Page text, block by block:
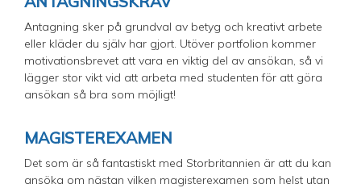
Antagning sker på grundval av betyg och kreativt arbete
eller kläder du själv har gjort. Utöver portfolion kommer
motivationsbrevet att vara en viktig del av ansökan, så vi
lägger stor vikt vid att arbeta med studenten för att göra
ansökan så bra som möjligt!
MAGISTEREXAMEN
Det som är så fantastiskt med Storbritannien är att du kan
ansöka om nästan vilken magisterexamen som helst utan